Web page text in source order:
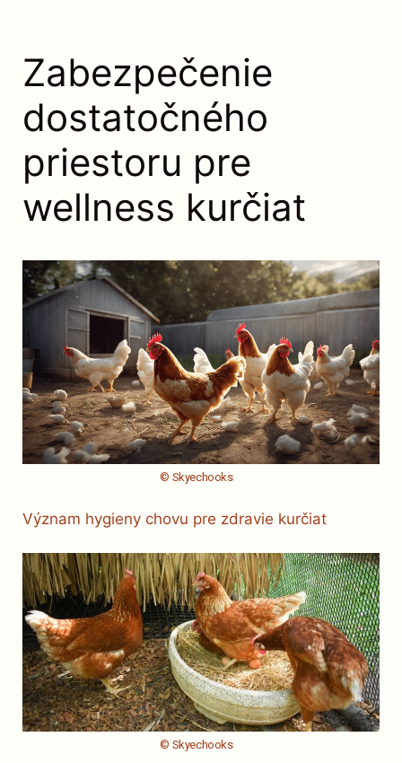
Zabezpečenie
dostatočného
priestoru pre
wellness kurčiat
© Skyechooks
Význam hygieny chovu pre zdravie kurčiat
© Skyechooks